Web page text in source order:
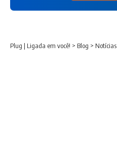
Plug | Ligada em você! > Blog > Notícias